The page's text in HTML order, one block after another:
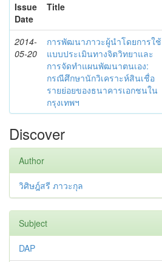
Issue
Date
Title
2014-
05-20
การพัฒนาภาวะผู้นำโดยการใช้
แบบประเมินทางจิตวิทยาและ
การจัดทำแผนพัฒนาตนเอง:
กรณีศึกษานักวิเคราะห์สินเชื่อ
รายย่อยของธนาคารเอกชนใน
กรุงเทพฯ
Discover
Author
วิศิษฎ์สรี ภาวะกุล
Subject
DAP